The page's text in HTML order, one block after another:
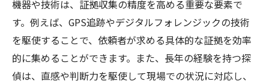
機器や技術は、証拠収集の精度を高める重要な要素で
す。例えば、GPS追跡やデジタルフォレンジックの技術
を駆使することで、依頼者が求める具体的な証拠を効率
的に集めることができます。また、長年の経験を持つ探
偵は、直感や判断力を駆使して現場での状況に対応し、